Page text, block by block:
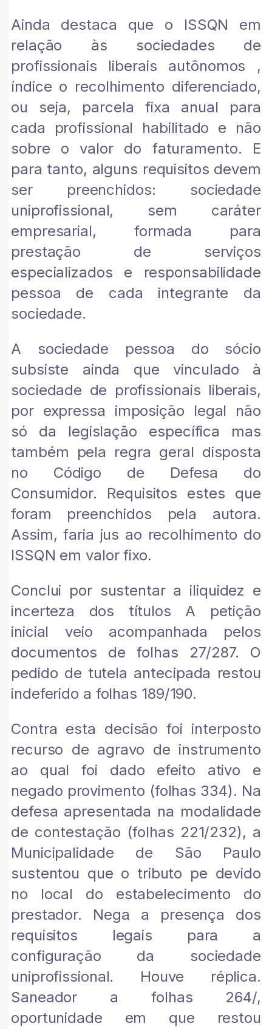
Ainda destaca que o ISSQN em
relação às sociedades de
profissionais liberais autônomos ,
índice o recolhimento diferenciado,
ou seja, parcela fixa anual para
cada profissional habilitado e não
sobre o valor do faturamento. E
para tanto, alguns requisitos devem
ser preenchidos: sociedade
uniprofissional, sem caráter
empresarial, formada para
prestação de serviços
especializados e responsabilidade
pessoa de cada integrante da
sociedade.
A sociedade pessoa do sócio
subsiste ainda que vinculado à
sociedade de profissionais liberais,
por expressa imposição legal não
só da legislação específica mas
também pela regra geral disposta
no Código de Defesa do
Consumidor. Requisitos estes que
foram preenchidos pela autora.
Assim, faria jus ao recolhimento do
ISSQN em valor fixo.
Conclui por sustentar a iliquidez e
incerteza dos títulos A petição
inicial veio acompanhada pelos
documentos de folhas 27/287. O
pedido de tutela antecipada restou
indeferido a folhas 189/190.
Contra esta decisão foi interposto
recurso de agravo de instrumento
ao qual foi dado efeito ativo e
negado provimento (folhas 334). Na
defesa apresentada na modalidade
de contestação (folhas 221/232), a
Municipalidade de São Paulo
sustentou que o tributo pe devido
no local do estabelecimento do
prestador. Nega a presença dos
requisitos legais para a
configuração da sociedade
uniprofissional. Houve réplica.
Saneador a folhas 264/,
oportunidade em que restou